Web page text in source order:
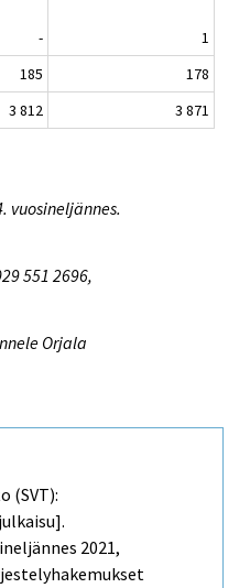
-
1
185
178
3 812 3 871
vuosineljännes.
551 2696,
Orjala
(SVT):
2021,